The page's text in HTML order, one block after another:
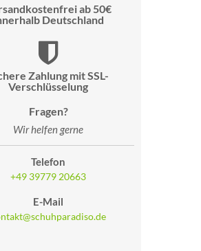
ab 50€
Deutschland
Zahlung mit SSL-
Verschlüsselung
Fragen?
Wir helfen gerne
Telefon
+49 39779 20663
E-Mail